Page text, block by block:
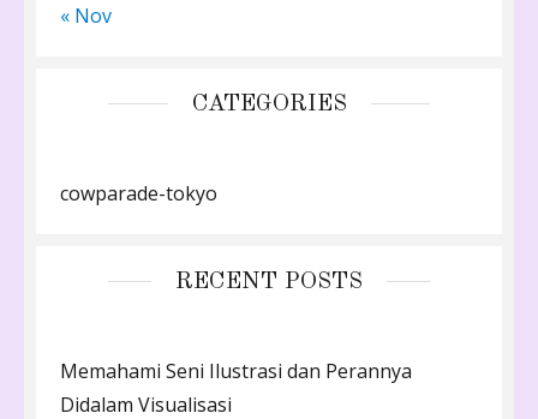
« Nov
CATEGORIES
cowparade-tokyo
RECENT POSTS
Memahami Seni Ilustrasi dan Perannya
Didalam Visualisasi